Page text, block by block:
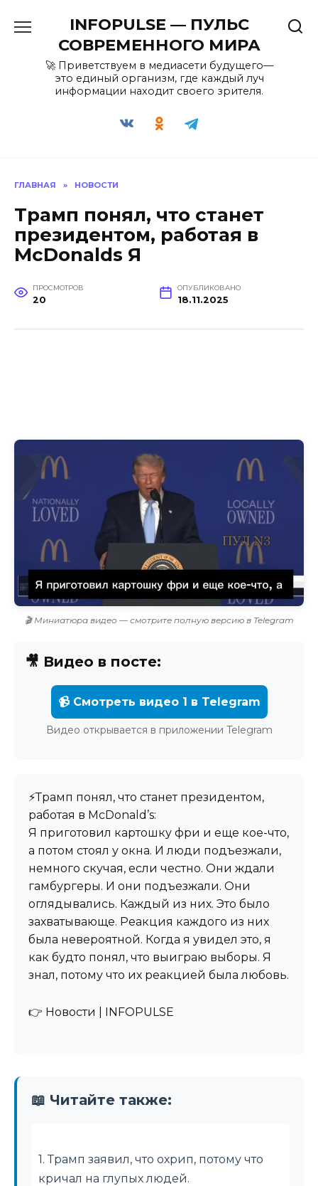
содержанию
INFOPULSE — ПУЛЬС
СОВРЕМЕННОГО МИРА
🚀 Приветствуем в медиасети будущего—
это единый организм, где каждый луч
информации находит своего зрителя.
ГЛАВНАЯ » НОВОСТИ
Трамп понял, что станет
президентом, работая в
McDonalds Я
ПРОСМОТРОВ
20
ОПУБЛИКОВАНО
18.11.2025
🎬 Миниатюра видео — смотрите полную версию в Telegram
🎥 Видео в посте:
📹 Смотреть видео 1 в Telegram
Видео открывается в приложении Telegram
⚡️Трамп понял, что станет президентом,
работая в McDonald’s:
Я приготовил картошку фри и еще кое-что,
а потом стоял у окна. И люди подъезжали,
немного скучая, если честно. Они ждали
гамбургеры. И они подъезжали. Они
оглядывались. Каждый из них. Это было
захватывающе. Реакция каждого из них
была невероятной. Когда я увидел это, я
как будто понял, что выиграю выборы. Я
знал, потому что их реакцией была любовь.
👉 Новости | INFOPULSE⁩
📖 Читайте также:
1. Трамп заявил, что охрип, потому что
кричал на глупых людей.